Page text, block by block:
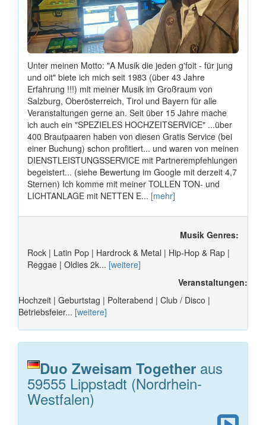
Unter meinen Motto: "A Musik die jeden g'foit - für jung
und oit" biete ich mich seit 1983 (über 43 Jahre
Erfahrung !!!) mit meiner Musik im Großraum von
Salzburg, Oberösterreich, Tirol und Bayern für alle
Veranstaltungen gerne an. Seit über 15 Jahre mache
ich auch ein "SPEZIELES HOCHZEITSERVICE" ...über
400 Brautpaaren haben von diesen Gratis Service (bei
einer Buchung) schon profitiert... und waren von meinen
DIENSTLEISTUNGSSERVICE mit Partnerempfehlungen
begeistert... (siehe Bewertung im Google mit derzeit 4,7
Sternen) Ich komme mit meiner TOLLEN TON- und
LICHTANLAGE mit NETTEN E... [mehr]
Musik Genres:
Rock | Latin Pop | Hardrock & Metal | Hip-Hop & Rap |
Reggae | Oldies 2k... [weitere]
Veranstaltungen:
Hochzeit | Geburtstag | Polterabend | Club / Disco |
Betriebsfeier... [weitere]
Duo Zweisam Together aus
59555 Lippstadt (Nordrhein-
Westfalen)